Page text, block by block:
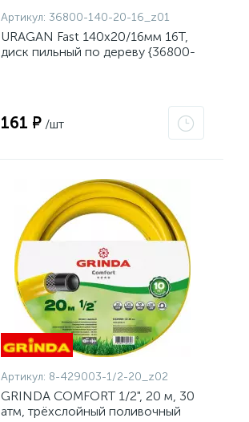
Артикул: 36800-140-20-16_z01
URAGAN Fast 140x20/16мм 16Т,
диск пильный по дереву {36800-
161 ₽ /шт
Артикул: 8-429003-1/2-20_z02
GRINDA COMFORT 1/2", 20 м, 30
атм, трёхслойный поливочный